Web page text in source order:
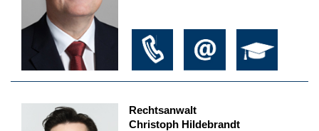
Rechtsanwalt
Christoph Hildebrandt